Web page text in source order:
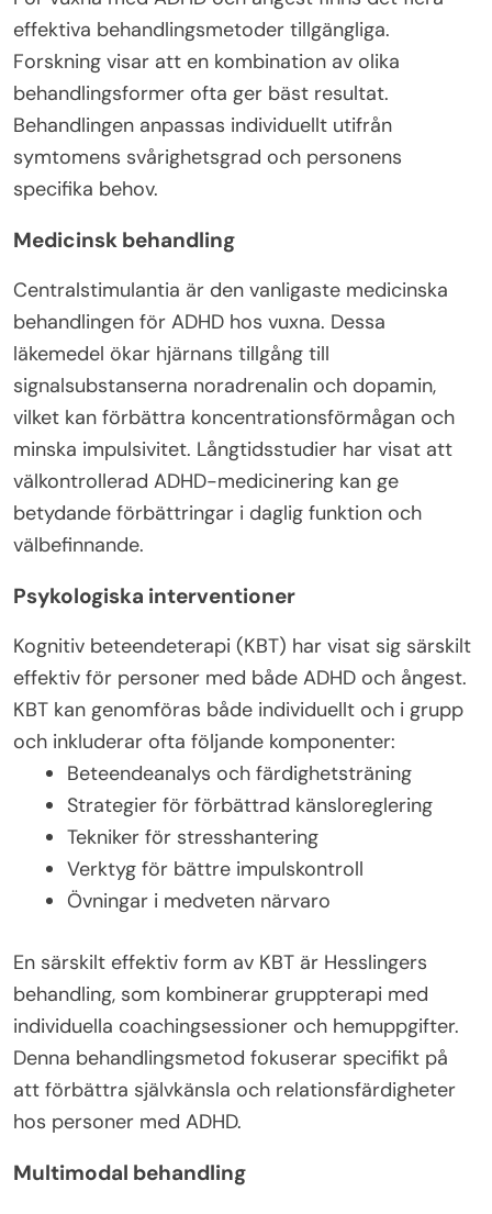
effektiva behandlingsmetoder tillgängliga.
Forskning visar att en kombination av olika
behandlingsformer ofta ger bäst resultat.
Behandlingen anpassas individuellt utifrån
symtomens svårighetsgrad och personens
specifika behov.
Medicinsk behandling
Centralstimulantia är den vanligaste medicinska
behandlingen för ADHD hos vuxna. Dessa
läkemedel ökar hjärnans tillgång till
signalsubstanserna noradrenalin och dopamin,
vilket kan förbättra koncentrationsförmågan och
minska impulsivitet. Långtidsstudier har visat att
välkontrollerad ADHD-medicinering kan ge
betydande förbättringar i daglig funktion och
välbefinnande.
Psykologiska interventioner
Kognitiv beteendeterapi (KBT) har visat sig särskilt
effektiv för personer med både ADHD och ångest.
KBT kan genomföras både individuellt och i grupp
och inkluderar ofta följande komponenter:
Beteendeanalys och färdighetsträning
Strategier för förbättrad känsloreglering
Tekniker för stresshantering
Verktyg för bättre impulskontroll
Övningar i medveten närvaro
En särskilt effektiv form av KBT är Hesslingers
behandling, som kombinerar gruppterapi med
individuella coachingsessioner och hemuppgifter.
Denna behandlingsmetod fokuserar specifikt på
att förbättra självkänsla och relationsfärdigheter
hos personer med ADHD.
Multimodal behandling